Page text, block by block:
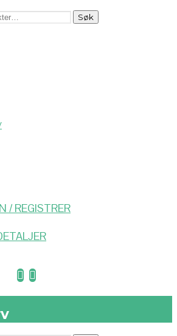
Søk
/ REGISTRER